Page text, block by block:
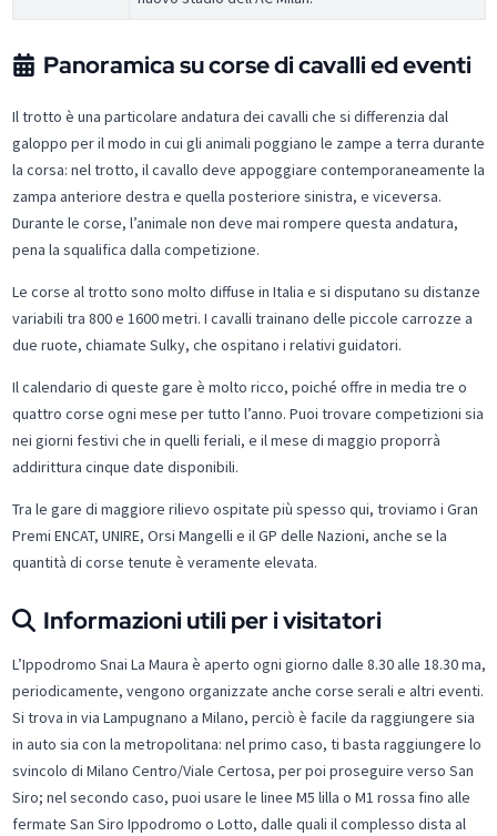
Panoramica su corse di cavalli ed eventi
Il trotto è una particolare andatura dei cavalli che si differenzia dal
galoppo per il modo in cui gli animali poggiano le zampe a terra durante
la corsa: nel trotto, il cavallo deve appoggiare contemporaneamente la
zampa anteriore destra e quella posteriore sinistra, e viceversa.
Durante le corse, l’animale non deve mai rompere questa andatura,
pena la squalifica dalla competizione.
Le corse al trotto sono molto diffuse in Italia e si disputano su distanze
variabili tra 800 e 1600 metri. I cavalli trainano delle piccole carrozze a
due ruote, chiamate Sulky, che ospitano i relativi guidatori.
Il calendario di queste gare è molto ricco, poiché offre in media tre o
quattro corse ogni mese per tutto l’anno. Puoi trovare competizioni sia
nei giorni festivi che in quelli feriali, e il mese di maggio proporrà
addirittura cinque date disponibili.
Tra le gare di maggiore rilievo ospitate più spesso qui, troviamo i Gran
Premi ENCAT, UNIRE, Orsi Mangelli e il GP delle Nazioni, anche se la
quantità di corse tenute è veramente elevata.
Informazioni utili per i visitatori
L’Ippodromo Snai La Maura è aperto ogni giorno dalle 8.30 alle 18.30 ma,
periodicamente, vengono organizzate anche corse serali e altri eventi.
Si trova in via Lampugnano a Milano, perciò è facile da raggiungere sia
in auto sia con la metropolitana: nel primo caso, ti basta raggiungere lo
svincolo di Milano Centro/Viale Certosa, per poi proseguire verso San
Siro; nel secondo caso, puoi usare le linee M5 lilla o M1 rossa fino alle
fermate San Siro Ippodromo o Lotto, dalle quali il complesso dista al